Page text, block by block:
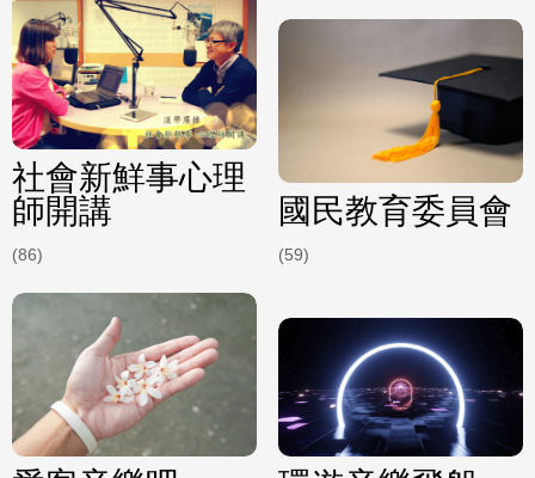
社會新鮮事心理
師開講
(86)
國民教育委員會
(59)